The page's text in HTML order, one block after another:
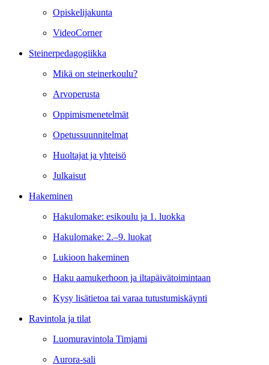
Opiskelijakunta
VideoCorner
Steinerpedagogiikka
Mikä on steinerkoulu?
Arvoperusta
Oppimismenetelmät
Opetussuunnitelmat
Huoltajat ja yhteisö
Julkaisut
Hakeminen
Hakulomake: esikoulu ja 1. luokka
Hakulomake: 2.–9. luokat
Lukioon hakeminen
Haku aamukerhoon ja iltapäivätoimintaan
Kysy lisätietoa tai varaa tutustumiskäynti
Ravintola ja tilat
Luomuravintola Timjami
Aurora-sali